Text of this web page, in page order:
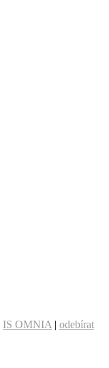
IS OMNIA | odebírat